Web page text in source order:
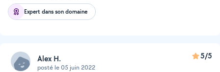
Expert dans son domaine
Alex H.
posté le 05 juin 2022
5/5